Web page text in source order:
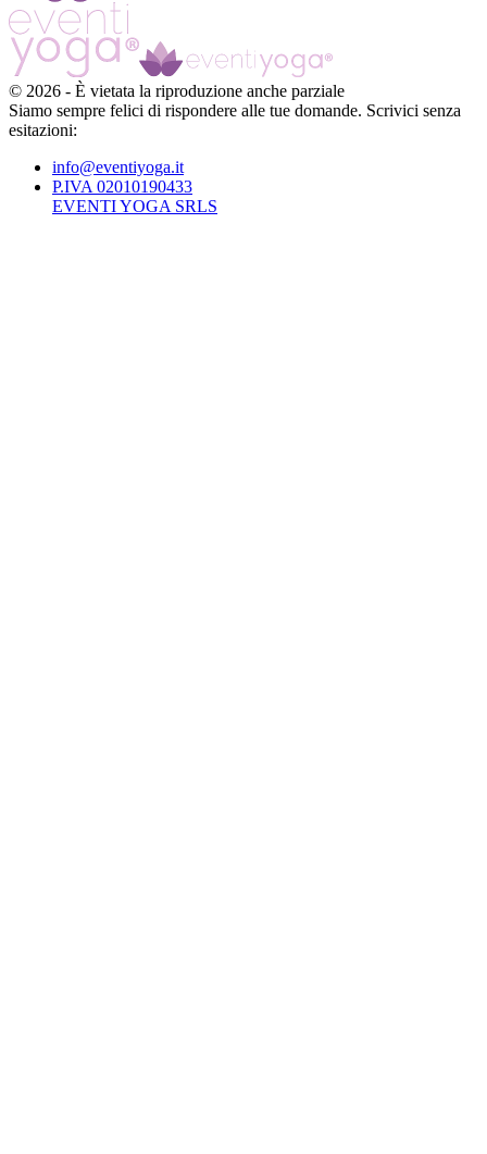
© 2026 - È vietata la riproduzione anche parziale
Siamo sempre felici di rispondere alle tue domande. Scrivici senza
esitazioni:
info@eventiyoga.it
P.IVA 02010190433
EVENTI YOGA SRLS